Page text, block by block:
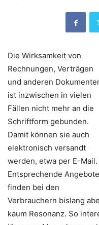
Die Wirksamkeit von
Rechnungen, Verträgen
und anderen
ist inzwischen in vielen
Fällen nicht mehr an die
Schriftform gebunden.
Damit können sie auch
elektronisch versandt
werden, etwa per E-Mail.
Entsprechende Angebote
finden bei den
Verbrauchern bislang
kaum Resonanz. So